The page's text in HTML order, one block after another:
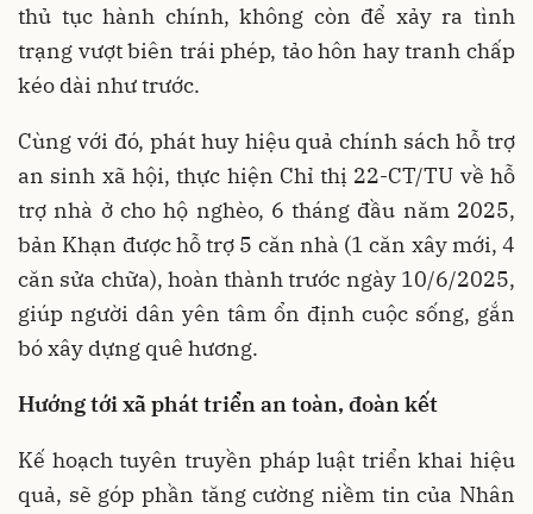
thủ tục hành chính, không còn để xảy ra tình
trạng vượt biên trái phép, tảo hôn hay tranh chấp
kéo dài như trước.
Cùng với đó, phát huy hiệu quả chính sách hỗ trợ
an sinh xã hội, thực hiện Chỉ thị 22-CT/TU về hỗ
trợ nhà ở cho hộ nghèo, 6 tháng đầu năm 2025,
bản Khạn được hỗ trợ 5 căn nhà (1 căn xây mới, 4
căn sửa chữa), hoàn thành trước ngày 10/6/2025,
giúp người dân yên tâm ổn định cuộc sống, gắn
bó xây dựng quê hương.
Hướng tới xã phát triển an toàn, đoàn kết
Kế hoạch tuyên truyền pháp luật triển khai hiệu
quả, sẽ góp phần tăng cường niềm tin của Nhân